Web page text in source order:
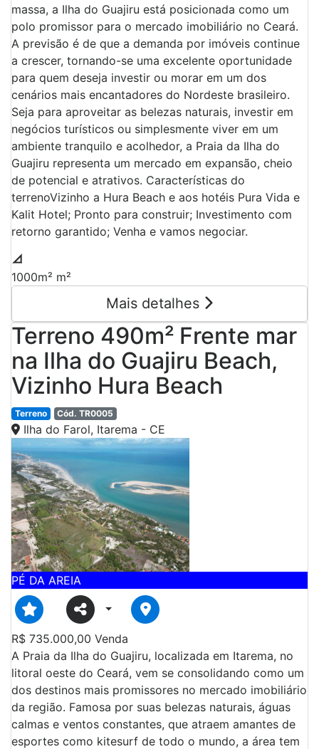
massa, a Ilha do Guajiru está posicionada como um
polo promissor para o mercado imobiliário no Ceará.
A previsão é de que a demanda por imóveis continue
a crescer, tornando-se uma excelente oportunidade
para quem deseja investir ou morar em um dos
cenários mais encantadores do Nordeste brasileiro.
Seja para aproveitar as belezas naturais, investir em
negócios turísticos ou simplesmente viver em um
ambiente tranquilo e acolhedor, a Praia da Ilha do
Guajiru representa um mercado em expansão, cheio
de potencial e atrativos. Características do
terrenoVizinho a Hura Beach e aos hotéis Pura Vida e
Kalit Hotel; Pronto para construir; Investimento com
retorno garantido; Venha e vamos negociar.
1000m² m²
Mais detalhes
Terreno 490m² Frente mar
na Ilha do Guajiru Beach,
Vizinho Hura Beach
Terreno Cód. TR0005
Ilha do Farol, Itarema - CE
Previous
PÉ DA AREIA
R$ 735.000,00 Venda
A Praia da Ilha do Guajiru, localizada em Itarema, no
litoral oeste do Ceará, vem se consolidando como um
dos destinos mais promissores no mercado imobiliário
da região. Famosa por suas belezas naturais, águas
calmas e ventos constantes, que atraem amantes de
esportes como kitesurf de todo o mundo, a área tem